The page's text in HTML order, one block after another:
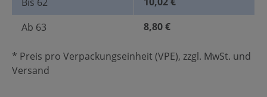
Ab 63 8,80 €
* Preis pro Verpackungseinheit (VPE), zzgl. MwSt. und
Versand